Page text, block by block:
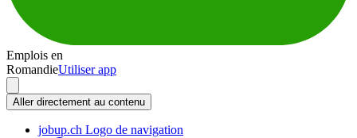
Emplois en
RomandieUtiliser app
Aller directement au contenu
jobup.ch Logo de navigation